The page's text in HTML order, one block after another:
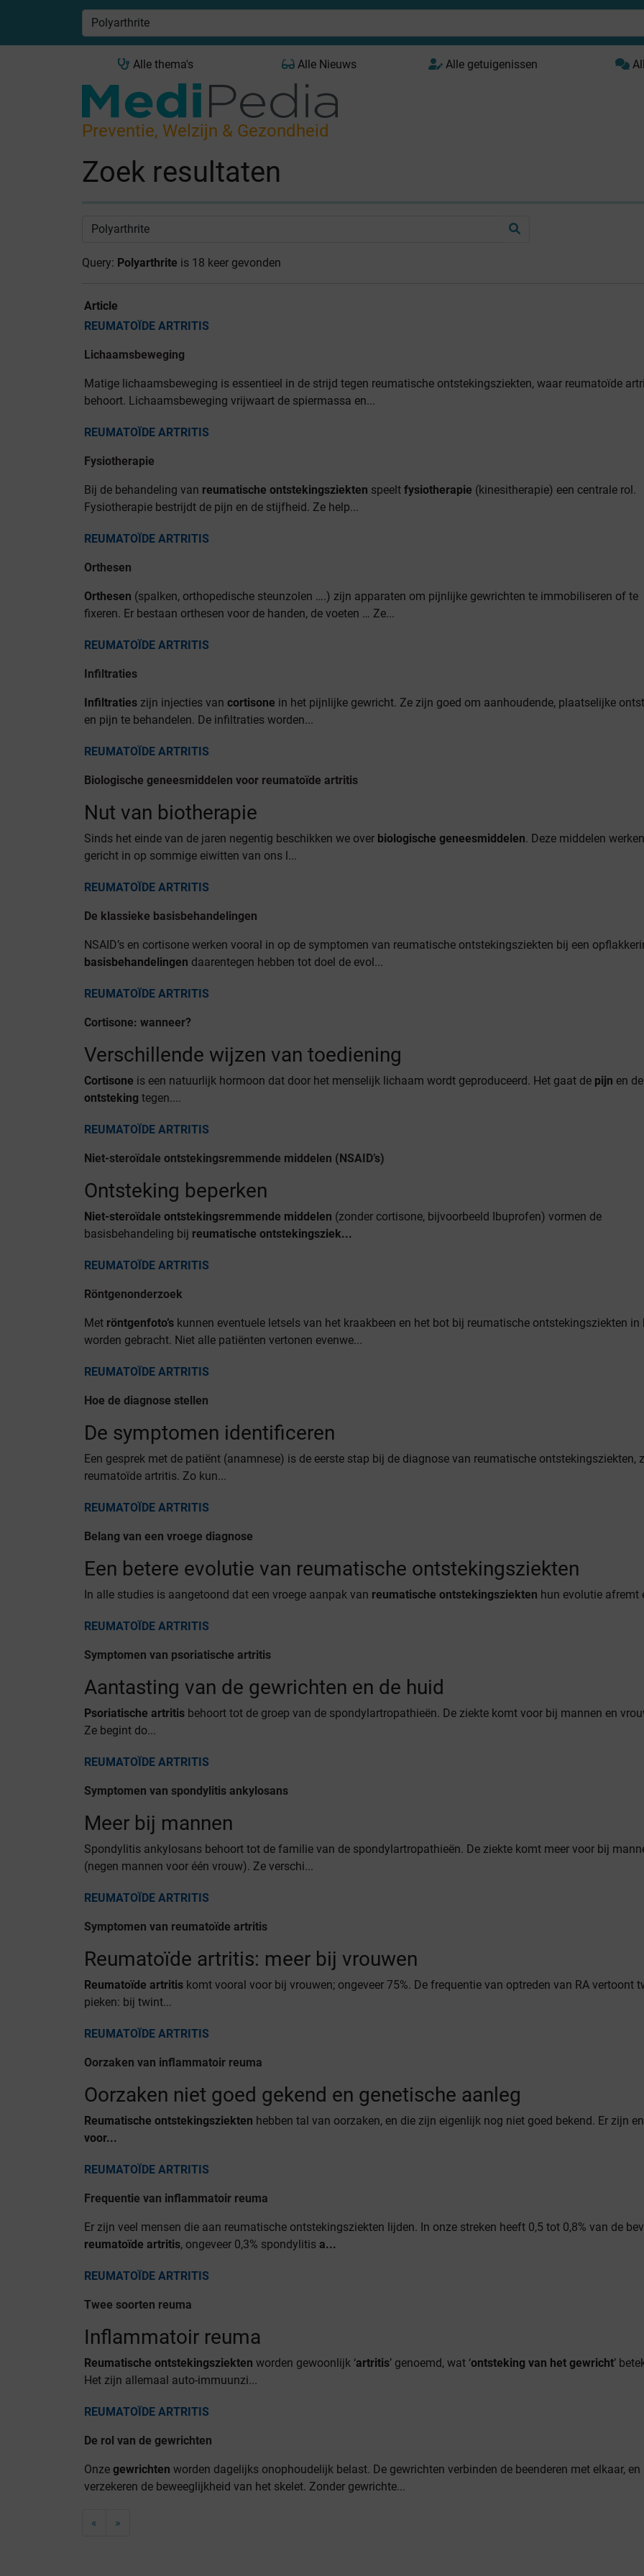
Alle thema's Alle Nieuws Alle getuigenissen
Preventie, Welzijn & Gezondheid
Zoek resultaten
Query: Polyarthrite is 18 keer gevonden
Article
REUMATOÏDE ARTRITIS
Lichaamsbeweging
Matige lichaamsbeweging is essentieel in de strijd tegen reumatische ontstekingsziekten, waar reumatoïde
behoort. Lichaamsbeweging vrijwaart de spiermassa en...
REUMATOÏDE ARTRITIS
Fysiotherapie
Bij de behandeling van reumatische ontstekingsziekten speelt fysiotherapie (kinesitherapie) een centrale rol.
Fysiotherapie bestrijdt de pijn en de stijfheid. Ze help...
REUMATOÏDE ARTRITIS
Orthesen
Orthesen (spalken, orthopedische steunzolen ….) zijn apparaten om pijnlijke gewrichten te immobiliseren of te
fixeren. Er bestaan orthesen voor de handen, de voeten … Ze...
REUMATOÏDE ARTRITIS
Infiltraties
Infiltraties zijn injecties van cortisone in het pijnlijke gewricht. Ze zijn goed om aanhoudende, plaatselijke
en pijn te behandelen. De infiltraties worden...
REUMATOÏDE ARTRITIS
Biologische geneesmiddelen voor reumatoïde artritis
Nut van biotherapie
Sinds het einde van de jaren negentig beschikken we over biologische geneesmiddelen. Deze middelen werken
gericht in op sommige eiwitten van ons l...
REUMATOÏDE ARTRITIS
De klassieke basisbehandelingen
NSAID’s en cortisone werken vooral in op de symptomen van reumatische ontstekingsziekten bij een
basisbehandelingen daarentegen hebben tot doel de evol...
REUMATOÏDE ARTRITIS
Cortisone: wanneer?
Verschillende wijzen van toediening
Cortisone is een natuurlijk hormoon dat door het menselijk lichaam wordt geproduceerd. Het gaat de pijn en de
ontsteking tegen....
REUMATOÏDE ARTRITIS
Niet-steroïdale ontstekingsremmende middelen (NSAID’s)
Ontsteking beperken
Niet-steroïdale ontstekingsremmende middelen (zonder cortisone, bijvoorbeeld Ibuprofen) vormen de
basisbehandeling bij reumatische ontstekingsziek...
REUMATOÏDE ARTRITIS
Röntgenonderzoek
Met röntgenfoto’s kunnen eventuele letsels van het kraakbeen en het bot bij reumatische ontstekingsziekten in
worden gebracht. Niet alle patiënten vertonen evenwe...
REUMATOÏDE ARTRITIS
Hoe de diagnose stellen
De symptomen identificeren
Een gesprek met de patiënt (anamnese) is de eerste stap bij de diagnose van reumatische ontstekingsziekten,
reumatoïde artritis. Zo kun...
REUMATOÏDE ARTRITIS
Belang van een vroege diagnose
Een betere evolutie van reumatische ontstekingsziekten
In alle studies is aangetoond dat een vroege aanpak van reumatische ontstekingsziekten hun evolutie afremt
REUMATOÏDE ARTRITIS
Symptomen van psoriatische artritis
Aantasting van de gewrichten en de huid
Psoriatische artritis behoort tot de groep van de spondylartropathieën. De ziekte komt voor bij mannen en
Ze begint do...
REUMATOÏDE ARTRITIS
Symptomen van spondylitis ankylosans
Meer bij mannen
Spondylitis ankylosans behoort tot de familie van de spondylartropathieën. De ziekte komt meer voor bij
(negen mannen voor één vrouw). Ze verschi...
REUMATOÏDE ARTRITIS
Symptomen van reumatoïde artritis
Reumatoïde artritis: meer bij vrouwen
Reumatoïde artritis komt vooral voor bij vrouwen; ongeveer 75%. De frequentie van optreden van RA vertoont
pieken: bij twint...
REUMATOÏDE ARTRITIS
Oorzaken van inflammatoir reuma
Oorzaken niet goed gekend en genetische aanleg
Reumatische ontstekingsziekten hebben tal van oorzaken, en die zijn eigenlijk nog niet goed bekend. Er zijn
voor...
REUMATOÏDE ARTRITIS
Frequentie van inflammatoir reuma
Er zijn veel mensen die aan reumatische ontstekingsziekten lijden. In onze streken heeft 0,5 tot 0,8% van de
reumatoïde artritis, ongeveer 0,3% spondylitis a...
REUMATOÏDE ARTRITIS
Twee soorten reuma
Inflammatoir reuma
Reumatische ontstekingsziekten worden gewoonlijk ‘artritis’ genoemd, wat ‘ontsteking van het gewricht’
Het zijn allemaal auto-immuunzi...
REUMATOÏDE ARTRITIS
De rol van de gewrichten
Onze gewrichten worden dagelijks onophoudelijk belast. De gewrichten verbinden de beenderen met elkaar, en
verzekeren de beweeglijkheid van het skelet. Zonder gewrichte...
« »